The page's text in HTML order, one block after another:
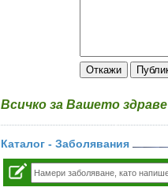
Всичко за Вашето здраве
Каталог - Заболявания